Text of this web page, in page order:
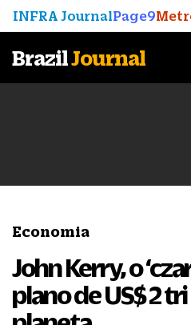
INFRA JournalPage9
BrazilJournal
Economia
John Kerry, o
plano de US$ 2